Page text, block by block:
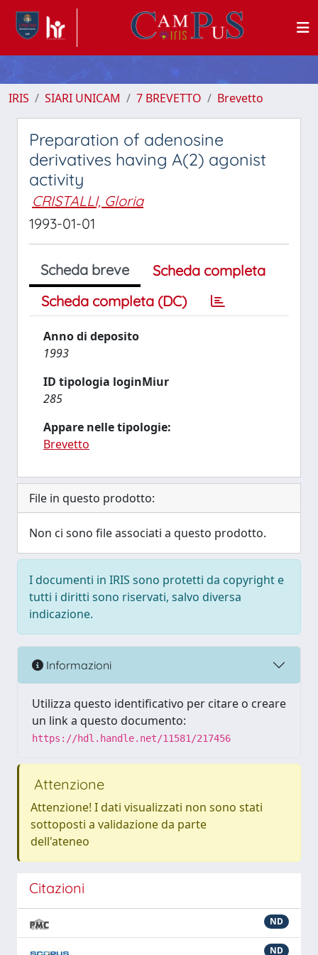
IRIS SIARI UNICAM 7 BREVETTO Brevetto
Preparation of adenosine
derivatives having A(2) agonist
activity
CRISTALLI, Gloria
1993-01-01
Scheda breve
Scheda completa
Scheda completa (DC)
Anno di deposito
1993
ID tipologia loginMiur
285
Appare nelle tipologie:
Brevetto
File in questo prodotto:
Non ci sono file associati a questo prodotto.
I documenti in IRIS sono protetti da copyright e
tutti i diritti sono riservati, salvo diversa
indicazione.
Informazioni
Utilizza questo identificativo per citare o creare
un link a questo documento:
https://hdl.handle.net/11581/217456
Attenzione
Attenzione! I dati visualizzati non sono stati
sottoposti a validazione da parte
dell'ateneo
Citazioni
ND
ND